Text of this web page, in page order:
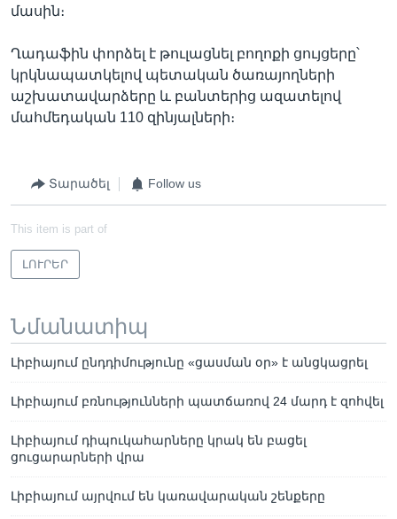
մասին։
Ղադաֆին փորձել է թուլացնել բողոքի ցույցերը՝
կրկնապատկելով պետական ծառայողների
աշխատավարձերը և բանտերից ազատելով
մահմեդական 110 զինյալների։
Տարածել Follow us
This item is part of
ԼՈՒՐԵՐ
Նմանատիպ
Լիբիայում ընդդիմությունը «ցասման օր» է անցկացրել
Լիբիայում բռնությունների պատճառով 24 մարդ է զոհվել
Լիբիայում դիպուկահարները կրակ են բացել
ցուցարարների վրա
Լիբիայում այրվում են կառավարական շենքերը